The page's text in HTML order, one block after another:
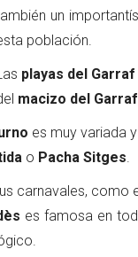
un
población.
playas del Garraf
macizo del Garraf
es muy variada
o Pacha Sitges.
carnavales, como
es famosa en